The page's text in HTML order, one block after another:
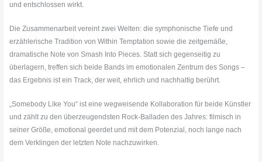
und entschlossen wirkt.
Die Zusammenarbeit vereint zwei Welten: die symphonische Tiefe und
erzählerische Tradition von Within Temptation sowie die zeitgemäße,
dramatische Note von Smash Into Pieces. Statt sich gegenseitig zu
überlagern, treffen sich beide Bands im emotionalen Zentrum des Songs –
das Ergebnis ist ein Track, der weit, ehrlich und nachhaltig berührt.
„Somebody Like You“ ist eine wegweisende Kollaboration für beide Künstler
und zählt zu den überzeugendsten Rock-Balladen des Jahres: filmisch in
seiner Größe, emotional geerdet und mit dem Potenzial, noch lange nach
dem Verklingen der letzten Note nachzuwirken.